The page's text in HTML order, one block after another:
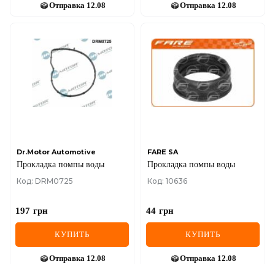
Отправка 12.08 Отправка 12.08
Dr.Motor Automotive
Прокладка помпы воды
Код: DRM0725
197 грн
КУПИТЬ
Отправка 12.08
FARE SA
Прокладка помпы воды
Код: 10636
44 грн
КУПИТЬ
Отправка 12.08